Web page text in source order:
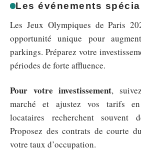
Les événements
Les Jeux Olympiques de Paris
opportunité unique pour
parkings. Préparez votre
périodes de forte affluence.
Pour votre investissement,
marché et ajustez vos tarifs en
locataires recherchent souvent
Proposez des contrats de courte
votre taux d’occupation.